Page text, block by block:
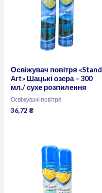
Освіжувач повітря «Stand
Art» Шацькі озера – 300
мл./ сухе розпилення
Освіжувачі повітря
36,72₴